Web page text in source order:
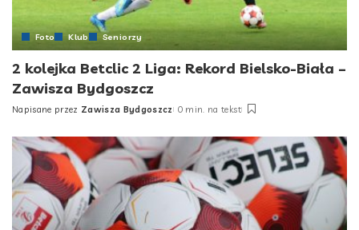
Foto Klub Seniorzy
2 kolejka Betclic 2 Liga: Rekord Bielsko-Biała –
Zawisza Bydgoszcz
Posted
Napisane przez Zawisza Bydgoszcz 0 min. na tekst